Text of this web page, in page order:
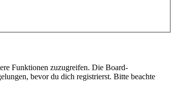
Funktionen zuzugreifen. Die Board-
bevor du dich registrierst. Bitte beachte